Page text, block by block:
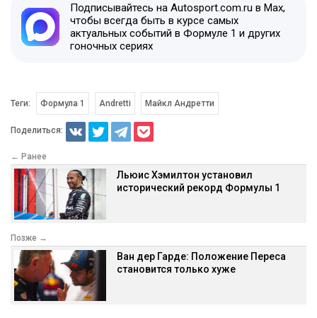
Подписывайтесь на Autosport.com.ru в Max,
чтобы всегда быть в курсе самых
актуальных событий в Формуле 1 и других
гоночных сериях
Теги: Формула 1 Andretti Майкл Андретти
Поделиться:
← Ранее
Льюис Хэмилтон установил
исторический рекорд Формулы 1
Позже →
Ван дер Гарде: Положение Переса
становится только хуже